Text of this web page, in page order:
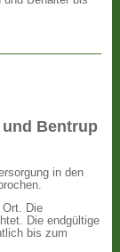
Bentrup
in den
Ort. Die
Die endgültige
bis zum